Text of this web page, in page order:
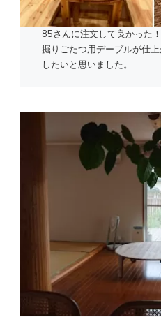
85さんに注文して良かった
掘りごたつ用デーブルが仕
したいと思いました。